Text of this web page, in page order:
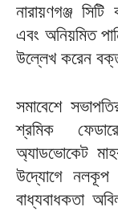
নারায়ণগঞ্জ
এবং অনিয়মিত
উল্লেখ করেন
সমাবেশে
শ্রমিক
অ্যাডভোকেট
উদ্যোগে নলকূপ
বাধ্যবাধকতা